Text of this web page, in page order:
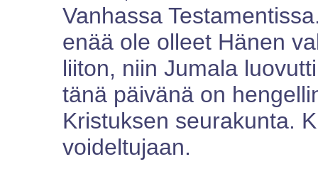
Vanhassa
enää ole olleet Hänen
liiton, niin Jumala
tänä päivänä on
Kristuksen seurakunta.
voideltujaan.